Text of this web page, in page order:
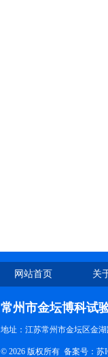
网站首页 关
常州市金坛博科试
地址：江苏常州市金坛区金湖
© 2026 版权所有 备案号： 苏